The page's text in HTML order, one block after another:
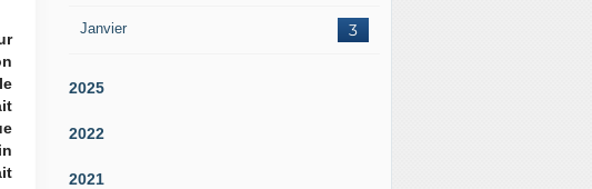
Janvier 3
2025
2022
2021